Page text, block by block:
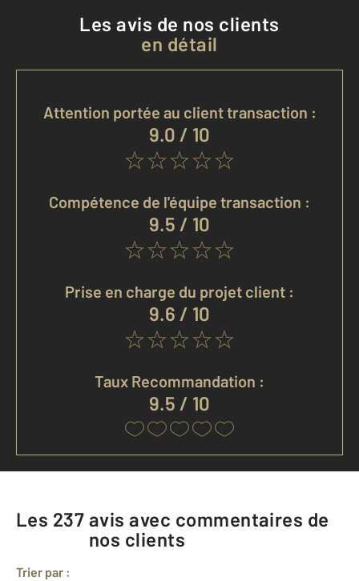
Les avis de nos clients
en détail
Attention portée au client transaction :
9.0 / 10
Compétence de l'équipe transaction :
9.5 / 10
Prise en charge du projet client :
9.6 / 10
Taux Recommandation :
9.5 / 10
Les 237 avis avec commentaires de
nos clients
Trier par :